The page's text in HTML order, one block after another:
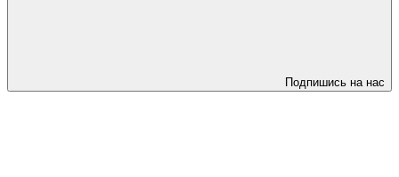
Подпишись на нас